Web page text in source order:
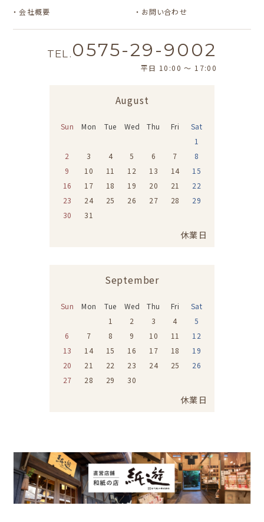
会社概要
お問い合わせ
TEL. 0575-29-9002
平日 10:00 〜 17:00
August
Sun Mon Tue Wed Thu Fri
Sat
1
2
3 4 5 6 7
8
9
10 11 12 13 14
15
16
17 18 19 20 21
22
23
24 25 26 27 28
29
30
31
休業日
September
Sun Mon Tue Wed Thu Fri
Sat
1
2 3 4
5
6
7 8 9 10 11
12
13
14 15 16 17 18
19
20
21 22 23 24 25
26
27
28 29 30
休業日